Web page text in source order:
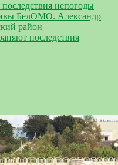
непогоды
БелОМО. Александр
район
последствия